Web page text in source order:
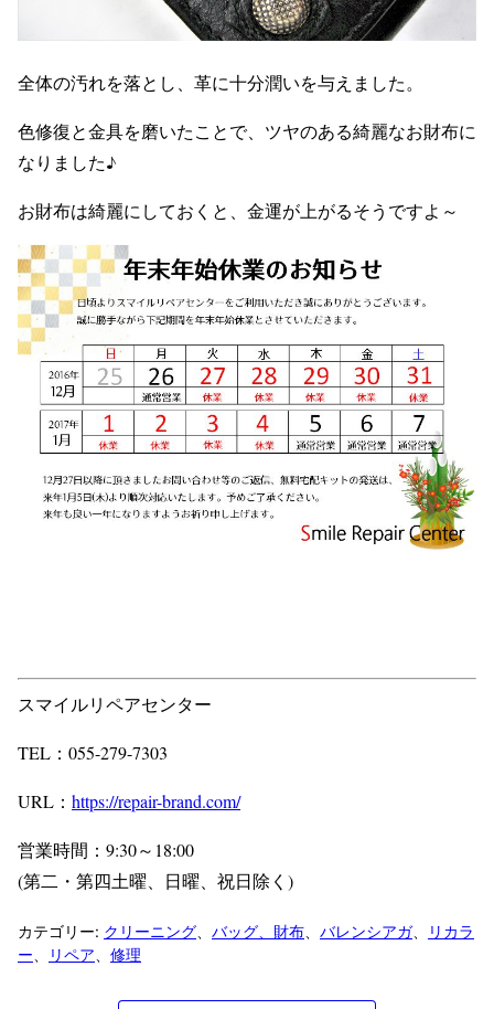
全体の汚れを落とし、革に十分潤いを与えました。
色修復と金具を磨いたことで、ツヤのある綺麗なお財布に
なりました♪
お財布は綺麗にしておくと、金運が上がるそうですよ～
スマイルリペアセンター
TEL：055-279-7303
URL： https://repair-brand.com/
営業時間：9:30～18:00
(第二・第四土曜、日曜、祝日除く)
カテゴリー: クリーニング バッグ、財布 バレンシアガ、
リカラ
ー
リペア 修理